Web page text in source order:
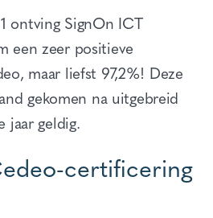
ontving SignOn ICT
een zeer positieve
maar liefst 97,2%! Deze
gekomen na uitgebreid
jaar geldig.
certificering